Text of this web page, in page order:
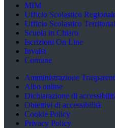
MIM
Ufficio Scolastico
Ufficio Scolastico
Scuola in Chiaro
Iscrizioni On Line
Invalsi
Comune
Amministrazione
Albo online
Dichiarazione di
Obiettivi di accessibilità
Cookie Policy
Privacy Policy